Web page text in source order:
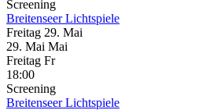
Screening
Breitenseer Lichtspiele
Freitag 29. Mai
29. Mai Mai
Freitag Fr
18:00
Screening
Breitenseer Lichtspiele